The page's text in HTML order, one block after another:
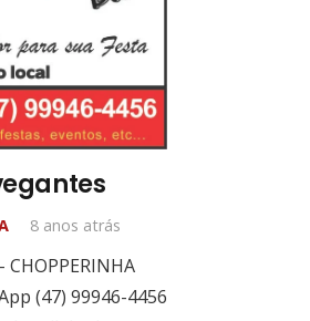
8 anos atrás
(47) 99946-4456